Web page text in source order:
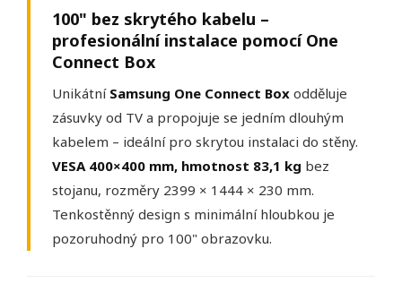
100" bez skrytého kabelu –
profesionální instalace pomocí One
Connect Box
Unikátní Samsung One Connect Box odděluje
zásuvky od TV a propojuje se jedním dlouhým
kabelem – ideální pro skrytou instalaci do stěny.
VESA 400×400 mm, hmotnost 83,1 kg bez
stojanu, rozměry 2399 × 1444 × 230 mm.
Tenkostěnný design s minimální hloubkou je
pozoruhodný pro 100" obrazovku.